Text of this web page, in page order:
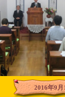
2016年9月